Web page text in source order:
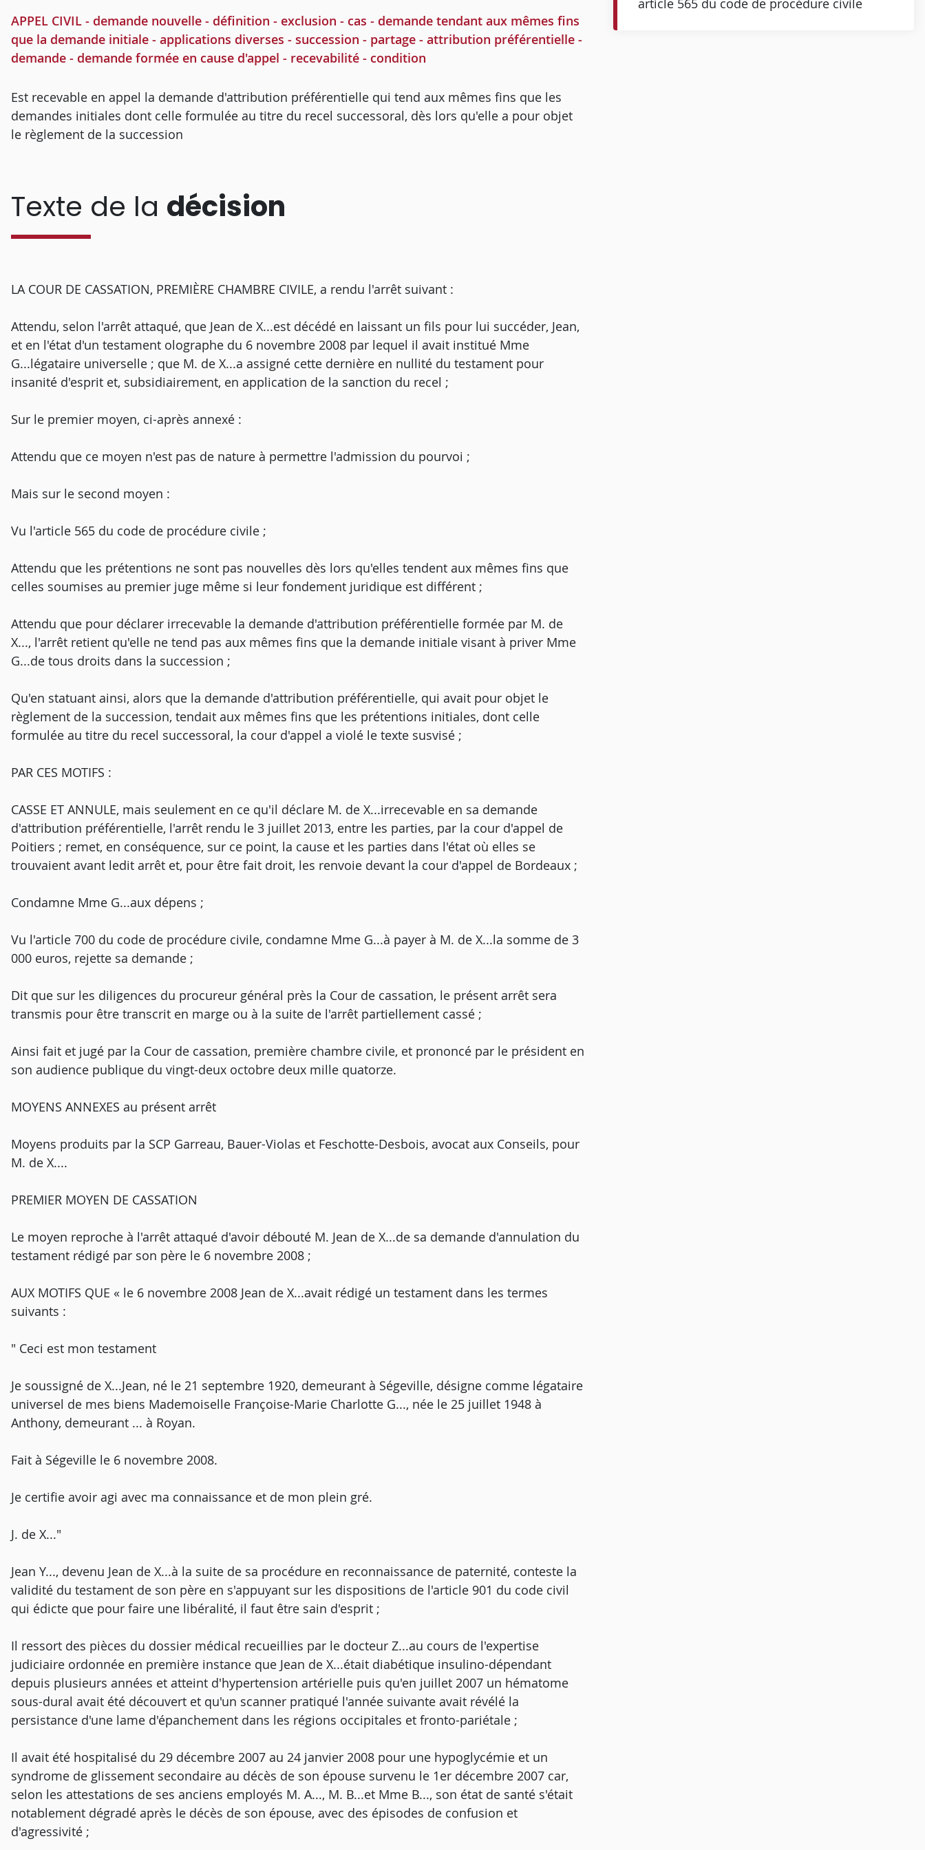
APPEL CIVIL - demande nouvelle - définition - exclusion - cas - demande tendant aux mêmes fins
que la demande initiale - applications diverses - succession - partage - attribution préférentielle -
demande - demande formée en cause d'appel - recevabilité - condition
Est recevable en appel la demande d'attribution préférentielle qui tend aux mêmes fins que les
demandes initiales dont celle formulée au titre du recel successoral, dès lors qu'elle a pour objet
le règlement de la succession
Texte de la décision
LA COUR DE CASSATION, PREMIÈRE CHAMBRE CIVILE, a rendu l'arrêt suivant :
Attendu, selon l'arrêt attaqué, que Jean de X...est décédé en laissant un fils pour lui succéder, Jean,
et en l'état d'un testament olographe du 6 novembre 2008 par lequel il avait institué Mme
G...légataire universelle ; que M. de X...a assigné cette dernière en nullité du testament pour
insanité d'esprit et, subsidiairement, en application de la sanction du recel ;
Sur le premier moyen, ci-après annexé :
Attendu que ce moyen n'est pas de nature à permettre l'admission du pourvoi ;
Mais sur le second moyen :
Vu l'article 565 du code de procédure civile ;
Attendu que les prétentions ne sont pas nouvelles dès lors qu'elles tendent aux mêmes fins que
celles soumises au premier juge même si leur fondement juridique est différent ;
Attendu que pour déclarer irrecevable la demande d'attribution préférentielle formée par M. de
X..., l'arrêt retient qu'elle ne tend pas aux mêmes fins que la demande initiale visant à priver Mme
G...de tous droits dans la succession ;
Qu'en statuant ainsi, alors que la demande d'attribution préférentielle, qui avait pour objet le
règlement de la succession, tendait aux mêmes fins que les prétentions initiales, dont celle
formulée au titre du recel successoral, la cour d'appel a violé le texte susvisé ;
PAR CES MOTIFS :
CASSE ET ANNULE, mais seulement en ce qu'il déclare M. de X...irrecevable en sa demande
d'attribution préférentielle, l'arrêt rendu le 3 juillet 2013, entre les parties, par la cour d'appel de
Poitiers ; remet, en conséquence, sur ce point, la cause et les parties dans l'état où elles se
trouvaient avant ledit arrêt et, pour être fait droit, les renvoie devant la cour d'appel de Bordeaux ;
Condamne Mme G...aux dépens ;
Vu l'article 700 du code de procédure civile, condamne Mme G...à payer à M. de X...la somme de 3
000 euros, rejette sa demande ;
Dit que sur les diligences du procureur général près la Cour de cassation, le présent arrêt sera
transmis pour être transcrit en marge ou à la suite de l'arrêt partiellement cassé ;
Ainsi fait et jugé par la Cour de cassation, première chambre civile, et prononcé par le président en
son audience publique du vingt-deux octobre deux mille quatorze.
MOYENS ANNEXES au présent arrêt
Moyens produits par la SCP Garreau, Bauer-Violas et Feschotte-Desbois, avocat aux Conseils, pour
M. de X....
PREMIER MOYEN DE CASSATION
Le moyen reproche à l'arrêt attaqué d'avoir débouté M. Jean de X...de sa demande d'annulation du
testament rédigé par son père le 6 novembre 2008 ;
AUX MOTIFS QUE « le 6 novembre 2008 Jean de X...avait rédigé un testament dans les termes
suivants :
" Ceci est mon testament
Je soussigné de X...Jean, né le 21 septembre 1920, demeurant à Ségeville, désigne comme légataire
universel de mes biens Mademoiselle Françoise-Marie Charlotte G..., née le 25 juillet 1948 à
Anthony, demeurant ... à Royan.
Fait à Ségeville le 6 novembre 2008.
Je certifie avoir agi avec ma connaissance et de mon plein gré.
J. de X..."
Jean Y..., devenu Jean de X...à la suite de sa procédure en reconnaissance de paternité, conteste la
validité du testament de son père en s'appuyant sur les dispositions de l'article 901 du code civil
qui édicte que pour faire une libéralité, il faut être sain d'esprit ;
Il ressort des pièces du dossier médical recueillies par le docteur Z...au cours de l'expertise
judiciaire ordonnée en première instance que Jean de X...était diabétique insulino-dépendant
depuis plusieurs années et atteint d'hypertension artérielle puis qu'en juillet 2007 un hématome
sous-dural avait été découvert et qu'un scanner pratiqué l'année suivante avait révélé la
persistance d'une lame d'épanchement dans les régions occipitales et fronto-pariétale ;
Il avait été hospitalisé du 29 décembre 2007 au 24 janvier 2008 pour une hypoglycémie et un
syndrome de glissement secondaire au décès de son épouse survenu le 1er décembre 2007 car,
selon les attestations de ses anciens employés M. A..., M. B...et Mme B..., son état de santé s'était
notablement dégradé après le décès de son épouse, avec des épisodes de confusion et
d'agressivité ;
article 565 du code de procédure civile